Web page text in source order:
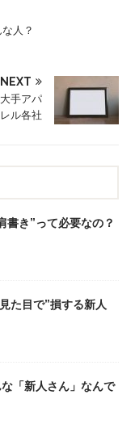
人？
NEXT
手アパ
レル各社
書き”って必要なの？
た目で”損する新人
「新人さん」なんで